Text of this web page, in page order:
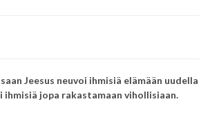
Jeesus neuvoi ihmisiä elämään uudella
ihmisiä jopa rakastamaan vihollisiaan.